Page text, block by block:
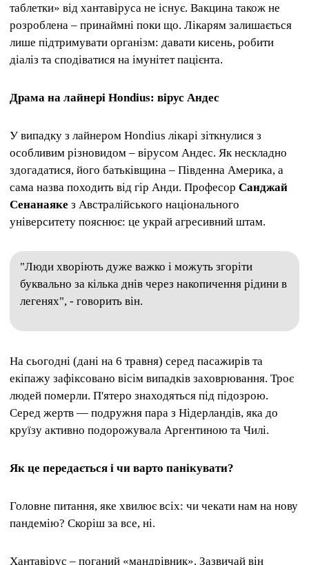
таблетки» від хантавіруса не існує. Вакцина також не
розроблена – принаймні поки що. Лікарям залишається
лише підтримувати організм: давати кисень, робити
діаліз та сподіватися на імунітет пацієнта.
Драма на лайнері Hondius: вірус Андес
У випадку з лайнером Hondius лікарі зіткнулися з
особливим різновидом – вірусом Андес. Як нескладно
здогадатися, його батьківщина – Південна Америка, а
сама назва походить від гір Анди. Професор Санджай
Сенанаяке з Австралійського національного
університету пояснює: це украй агресивний штам.
"Люди хворіють дуже важко і можуть згоріти
буквально за кілька днів через накопичення рідини в
легенях", - говорить він.
На сьогодні (дані на 6 травня) серед пасажирів та
екіпажу зафіксовано вісім випадків заховрювання. Троє
людей померли. П'ятеро знаходяться під підозрою.
Серед жертв — подружня пара з Нідерландів, яка до
круїзу активно подорожувала Аргентиною та Чилі.
Як це передається і чи варто панікувати?
Головне питання, яке хвилює всіх: чи чекати нам на нову
пандемію? Скоріш за все, ні.
Хантавірус – поганий «мандрівник». Зазвичай він